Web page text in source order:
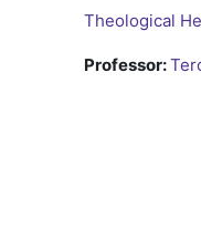
Theological
Professor: